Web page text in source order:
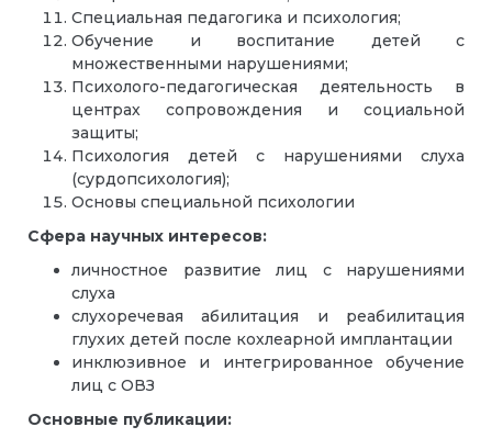
Специальная педагогика и психология;
Обучение и воспитание детей с
множественными нарушениями;
Психолого-педагогическая деятельность в
центрах сопровождения и социальной
защиты;
Психология детей с нарушениями слуха
(сурдопсихология);
Основы специальной психологии
Сфера научных интересов:
личностное развитие лиц с нарушениями
слуха
слухоречевая абилитация и реабилитация
глухих детей после кохлеарной имплантации
инклюзивное и интегрированное обучение
лиц с ОВЗ
Основные публикации: